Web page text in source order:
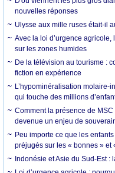
nouvelles réponses
Ulysse aux mille ruses était-il
Avec la loi d’urgence
sur les zones humides
De la télévision au tourisme :
fiction en expérience
L’hypominéralisation molaire-
qui touche des millions
Comment la présence de
devenue un enjeu de
Peu importe ce que les
préjugés sur les « bonnes » et
Indonésie et Asie du Sud-Est :